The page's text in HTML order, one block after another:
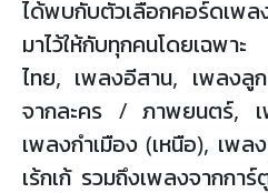
ได้พบกับตัวเลือกคอร์ดเพล
มาไว้ให้กับทุกคนโดยเฉพา
ไทย, เพลงอีสาน, เพลงลู
จากละคร / ภาพยนตร์, เ
เพลงกำเมือง (เหนือ), เพ
เร้กเก้ รวมถึงเพลงจากก